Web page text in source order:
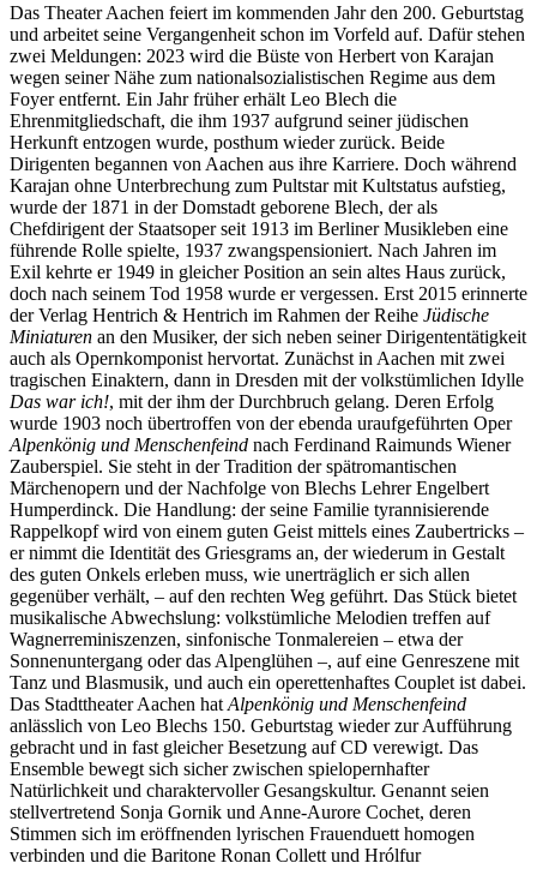
Das Theater Aachen feiert im kommenden Jahr den 200. Geburtstag
und arbeitet seine Vergangenheit schon im Vorfeld auf. Dafür stehen
zwei Meldungen: 2023 wird die Büste von Herbert von Karajan
wegen seiner Nähe zum nationalsozialistischen Regime aus dem
Foyer entfernt. Ein Jahr früher erhält Leo Blech die
Ehrenmitgliedschaft, die ihm 1937 aufgrund seiner jüdischen
Herkunft entzogen wurde, posthum wieder zurück. Beide
Dirigenten begannen von Aachen aus ihre Karriere. Doch während
Karajan ohne Unterbrechung zum Pultstar mit Kultstatus aufstieg,
wurde der 1871 in der Domstadt geborene Blech, der als
Chefdirigent der Staatsoper seit 1913 im Berliner Musikleben eine
führende Rolle spielte, 1937 zwangspensioniert. Nach Jahren im
Exil kehrte er 1949 in gleicher Position an sein altes Haus zurück,
doch nach seinem Tod 1958 wurde er vergessen. Erst 2015 erinnerte
der Verlag Hentrich & Hentrich im Rahmen der Reihe Jüdische
Miniaturen an den Musiker, der sich neben seiner Dirigententätigkeit
auch als Opernkomponist hervortat. Zunächst in Aachen mit zwei
tragischen Einaktern, dann in Dresden mit der volkstümlichen Idylle
Das war ich!, mit der ihm der Durchbruch gelang. Deren Erfolg
wurde 1903 noch übertroffen von der ebenda uraufgeführten Oper
Alpenkönig und Menschenfeind nach Ferdinand Raimunds Wiener
Zauberspiel. Sie steht in der Tradition der spätromantischen
Märchenopern und der Nachfolge von Blechs Lehrer Engelbert
Humperdinck. Die Handlung: der seine Familie tyrannisierende
Rappelkopf wird von einem guten Geist mittels eines Zaubertricks –
er nimmt die Identität des Griesgrams an, der wiederum in Gestalt
des guten Onkels erleben muss, wie unerträglich er sich allen
gegenüber verhält, – auf den rechten Weg geführt. Das Stück bietet
musikalische Abwechslung: volkstümliche Melodien treffen auf
Wagnerreminiszenzen, sinfonische Tonmalereien – etwa der
Sonnenuntergang oder das Alpenglühen –, auf eine Genreszene mit
Tanz und Blasmusik, und auch ein operettenhaftes Couplet ist dabei.
Das Stadttheater Aachen hat Alpenkönig und Menschenfeind
anlässlich von Leo Blechs 150. Geburtstag wieder zur Aufführung
gebracht und in fast gleicher Besetzung auf CD verewigt. Das
Ensemble bewegt sich sicher zwischen spielopernhafter
Natürlichkeit und charaktervoller Gesangskultur. Genannt seien
stellvertretend Sonja Gornik und Anne-Aurore Cochet, deren
Stimmen sich im eröffnenden lyrischen Frauenduett homogen
verbinden und die Baritone Ronan Collett und Hrólfur